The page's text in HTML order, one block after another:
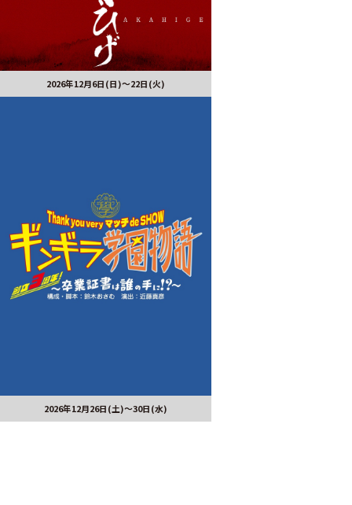
2026年12月6日(日)～22日(火)
2026年12月26日(土)～30日(水)